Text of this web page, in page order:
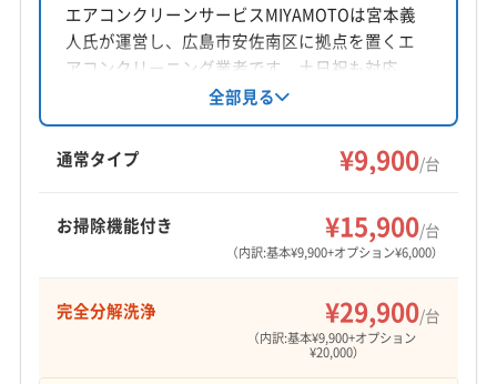
公式HP
公式サイトなし
エアコンクリーンサービスMIYAMOTOは宮本義
人氏が運営し、広島市安佐南区に拠点を置くエ
アコンクリーニング業者です。土日祝も対応
し、損害保険に加入済み。丁寧な作業と心のこ
もったサービスで、50件以上の実績がありま
す。第二種電気工事士の資格を持ち、完全分解
クリーニングにも対応しています。
全部見る
通常タイプ ¥9,900/台
お掃除機能付き ¥15,900/台
（内訳:基本¥9,900+オプション¥6,000）
完全分解洗浄 ¥29,900/台
（内訳:基本¥9,900+オプション
¥20,000）